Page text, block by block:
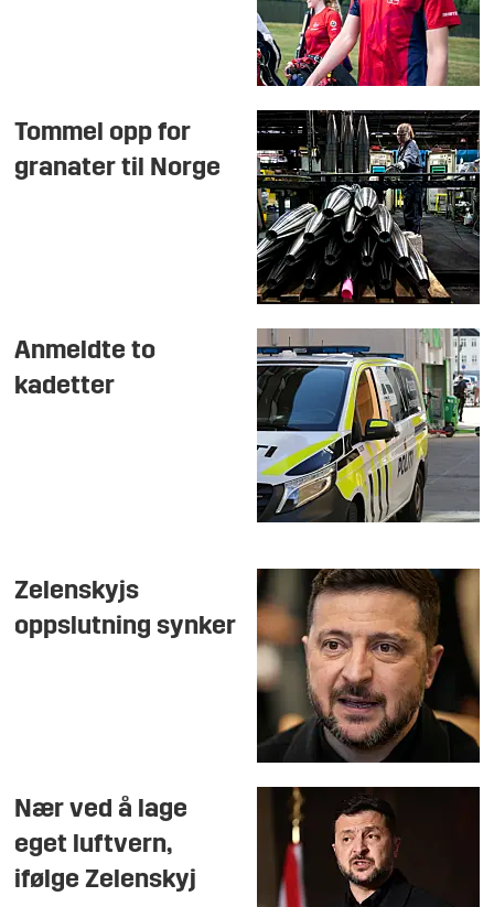
Tommel opp for
granater til Norge
Anmeldte to
kadetter
Zelenskyjs
oppslutning synker
Nær ved å lage
eget luftvern,
ifølge Zelenskyj